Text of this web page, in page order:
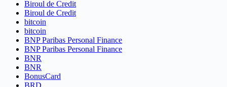
Biroul de Credit
Biroul de Credit
bitcoin
bitcoin
BNP Paribas Personal Finance
BNP Paribas Personal Finance
BNR
BNR
BonusCard
BRD